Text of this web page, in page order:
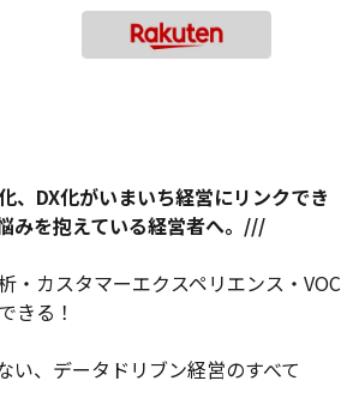
、DX化がいまいち経営にリンクでき
を抱えている経営者へ。///
・カスタマーエクスペリエンス・VOC
きる！
い、データドリブン経営のすべて